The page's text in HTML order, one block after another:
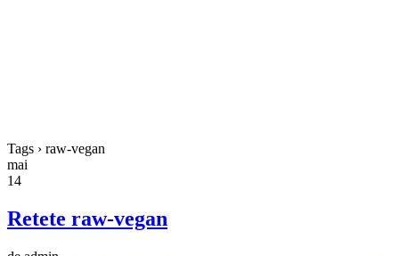
Tags › raw-vegan
mai
14
Retete raw-vegan